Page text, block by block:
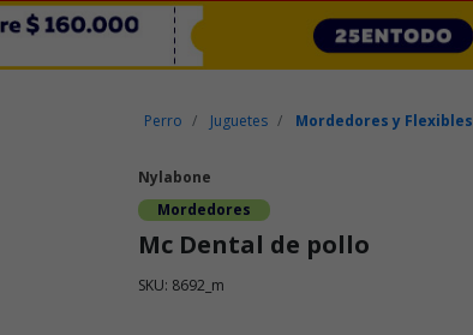
Perro Juguetes Mordedores y Flexibles
Nylabone
Mordedores
Mc Dental de pollo
SKU: 8692_m